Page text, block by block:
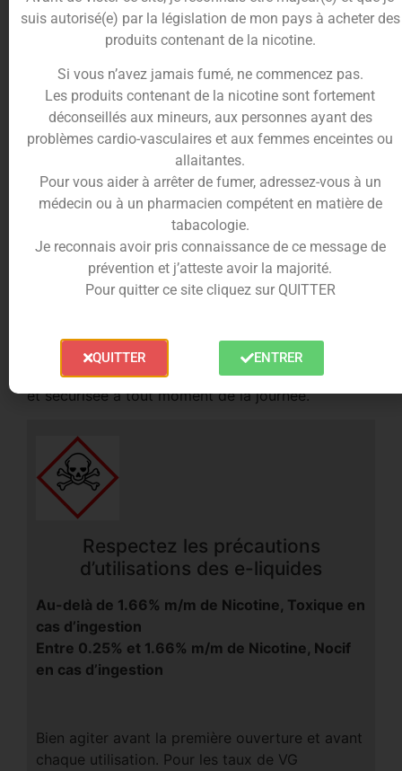
Offrez-vous un moment de vape exquis avec
et laissez-vous emporter par la folie
e-liquide Framboyz 10mlest formulé à partir de
propylène glycol, de glycérine végétale et
d’arômes de qualité alimentaire.
Il est élaboré avec des arômes naturels et de
synthèse, et présente une proportion de
60PG/40VG.
est disponible en différentes
concentrations de nicotine, vous permettant de
choisir celle qui correspond le mieux à vos besoins
0mg/ml, 3mg/ml, 6mg/ml ou 10mg/ml.
sécurisé, équipé d’un embout compte-gouttes, l’
liquide Framboyz 10ml
assure une utilisation facile
et sécurisée à tout moment de la journée.
Respectez les précautions
d’utilisations des e-liquides
Au-delà de 1.66% m/m de Nicotine, Toxique en
cas d’ingestion
Entre 0.25% et 1.66% m/m de Nicotine, Nocif
en cas d’ingestion
Bien agiter avant la première ouverture et avant
chaque utilisation. Pour les taux de VG
suis autorisé(e) par la législation de mon pays à acheter des
produits contenant de la nicotine.
Si vous n’avez jamais fumé, ne commencez pas.
Les produits contenant de la nicotine sont fortement
déconseillés aux mineurs, aux personnes ayant des
problèmes cardio-vasculaires et aux femmes enceintes ou
allaitantes.
Pour vous aider à arrêter de fumer, adressez-vous à un
médecin ou à un pharmacien compétent en matière de
tabacologie.
Je reconnais avoir pris connaissance de ce message de
prévention et j’atteste avoir la majorité.
Pour quitter ce site cliquez sur QUITTER
QUITTER ENTRER